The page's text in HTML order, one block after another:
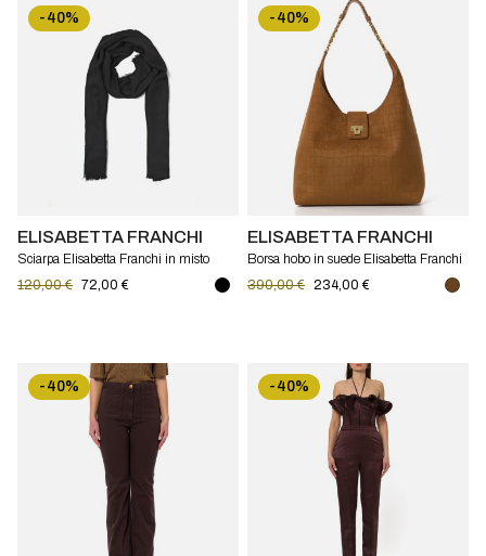
-40%
ELISABETTA FRANCHI
Sciarpa Elisabetta Franchi in misto
viscosa
120,00 € 72,00 €
-40%
ELISABETTA FRANCHI
Borsa hobo in suede Elisabetta Franchi
390,00 € 234,00 €
-40% -40%